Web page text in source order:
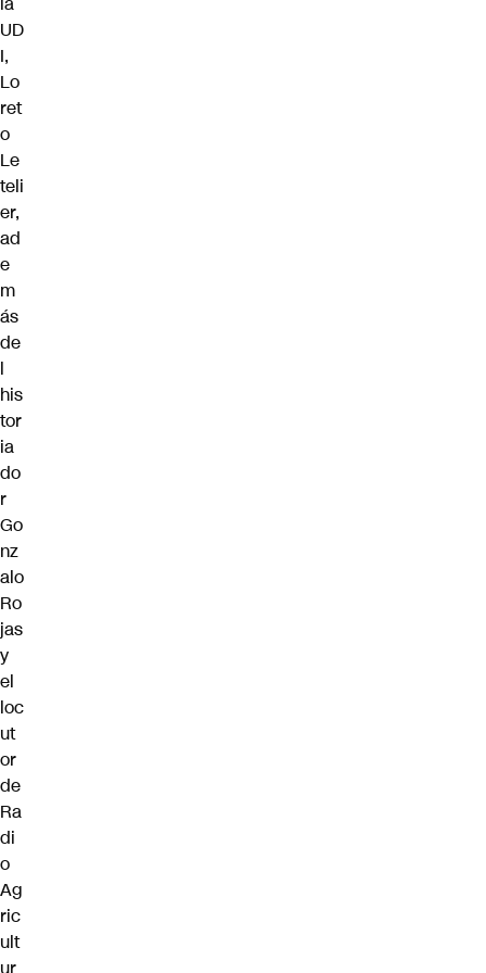
UD
I,
Lo
ret
o
Le
teli
er,
ad
e
m
ás
de
l
his
tor
ia
do
r
Go
nz
alo
Ro
jas
y
el
loc
ut
or
de
Ra
di
o
Ag
ric
ult
ur